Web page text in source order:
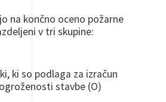
na končno oceno požarne
v tri skupine:
ki so podlaga za izračun
stavbe (O)